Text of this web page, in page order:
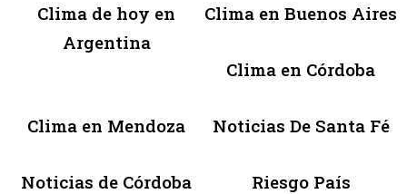
Clima de hoy en
Argentina
Clima en Buenos Aires
Clima en Córdoba
Clima en Mendoza Noticias De Santa Fé
Noticias de Córdoba Riesgo País